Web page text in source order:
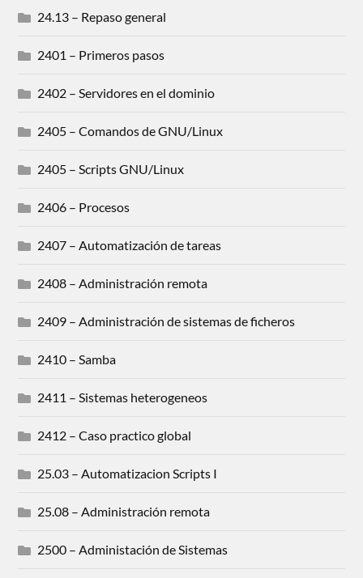
24.13 – Repaso general
2401 – Primeros pasos
2402 – Servidores en el dominio
2405 – Comandos de GNU/Linux
2405 – Scripts GNU/Linux
2406 – Procesos
2407 – Automatización de tareas
2408 – Administración remota
2409 – Administración de sistemas de ficheros
2410 – Samba
2411 – Sistemas heterogeneos
2412 – Caso practico global
25.03 – Automatizacion Scripts I
25.08 – Administración remota
2500 – Administación de Sistemas